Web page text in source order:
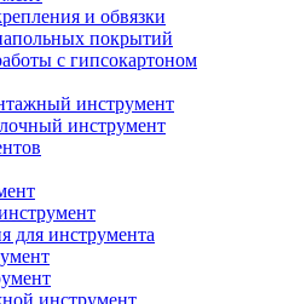
и обвязки
покрытий
с гипсокартоном
инструмент
инструмент
для инструмента
инструмент